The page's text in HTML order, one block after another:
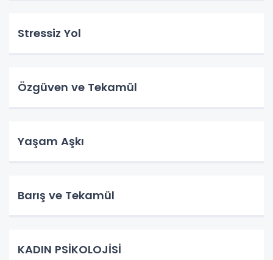
Stressiz Yol
Özgüven ve Tekamül
Yaşam Aşkı
Barış ve Tekamül
KADIN PSİKOLOJİSİ